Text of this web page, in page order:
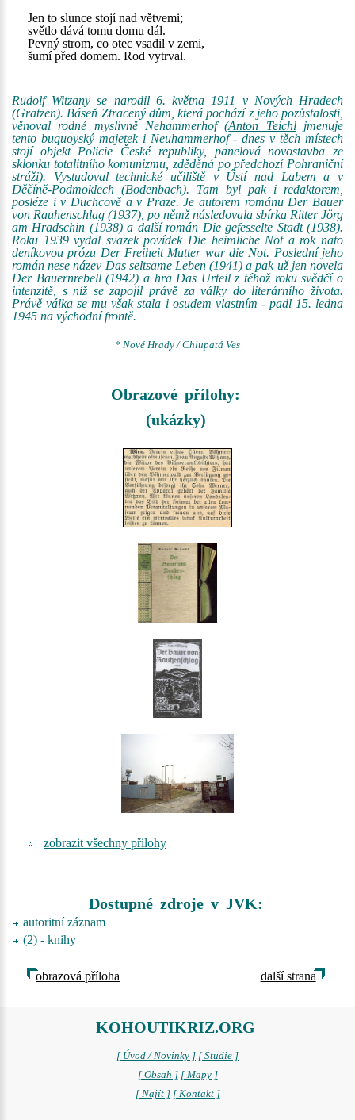
Jen to slunce stojí nad větvemi;
světlo dává tomu domu dál.
Pevný strom, co otec vsadil v zemi,
šumí před domem. Rod vytrval.
Rudolf Witzany se narodil 6. května 1911 v Nových Hradech
(Gratzen). Báseň Ztracený dům, která pochází z jeho pozůstalosti,
věnoval rodné myslivně Nehammerhof (Anton Teichljmenuje
tento buquoyský majetek i Neuhammerhof - dnes v těch místech
stojí objekt Policie České republiky, panelová novostavba ze
sklonku totalitního komunizmu, zděděná po předchozí Pohraniční
stráži). Vystudoval technické učiliště v Ústí nad Labem a v
Děčíně-Podmoklech (Bodenbach). Tam byl pak i redaktorem,
posléze i v Duchcově a v Praze. Je autorem románu Der Bauer
von Rauhenschlag (1937), po němž následovala sbírka Ritter Jörg
am Hradschin (1938) a další román Die gefesselte Stadt (1938).
Roku 1939 vydal svazek povídek Die heimliche Not a rok nato
deníkovou prózu Der Freiheit Mutter war die Not. Poslední jeho
román nese název Das seltsame Leben (1941) a pak už jen novela
Der Bauernrebell (1942) a hra Das Urteil z téhož roku svědčí o
intenzitě, s níž se zapojil právě za války do literárního života.
Právě válka se mu však stala i osudem vlastním - padl 15. ledna
1945 na východní frontě.
- - - - -
* Nové Hrady / Chlupatá Ves
Obrazové přílohy:
(ukázky)
zobrazit všechny přílohy
Dostupné zdroje v JVK:
autoritní záznam
(2) - knihy
obrazová příloha další strana
KOHOUTIKRIZ.ORG
[ Úvod / Novinky ] [ Studie ]
[ Obsah ] [ Mapy ]
[ Najít ] [ Kontakt ]